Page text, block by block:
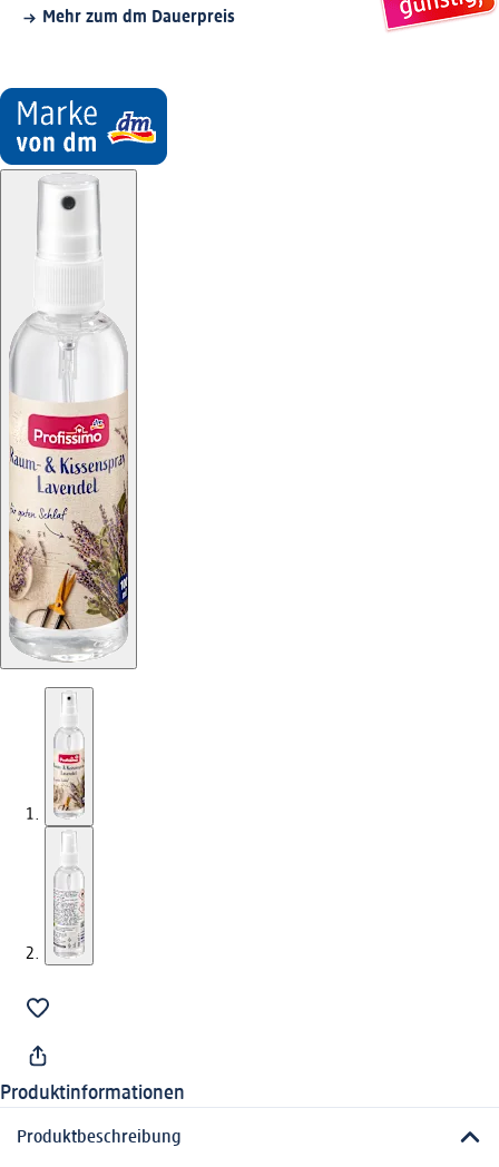
Mehr zum dm Dauerpreis
Produktinformationen
Produktbeschreibung